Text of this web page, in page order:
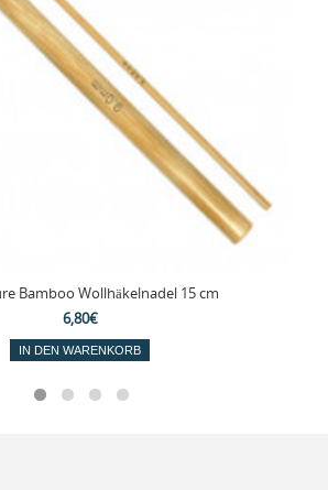
Bamboo Wollhäkelnadel 15 cm
6,80€
IN DEN WARENKORB